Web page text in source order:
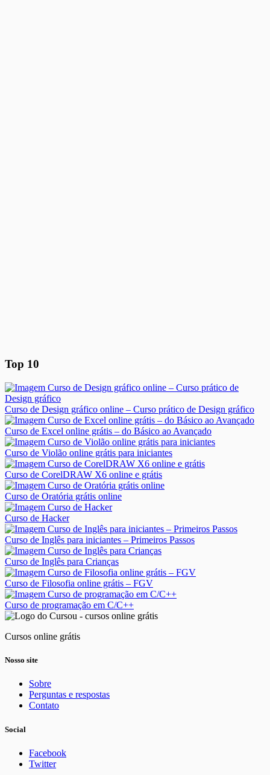
Top 10
Curso de Design gráfico online – Curso prático de Design gráfico
Curso de Excel online grátis – do Básico ao Avançado
Curso de Violão online grátis para iniciantes
Curso de CorelDRAW X6 online e grátis
Curso de Oratória grátis online
Curso de Hacker
Curso de Inglês para iniciantes – Primeiros Passos
Curso de Inglês para Crianças
Curso de Filosofia online grátis – FGV
Curso de programação em C/C++
Cursos online grátis
Nosso site
Sobre
Perguntas e respostas
Contato
Social
Facebook
Twitter